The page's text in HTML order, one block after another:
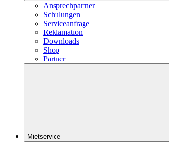
Ansprechpartner
Schulungen
Serviceanfrage
Reklamation
Downloads
Shop
Partner
Mietservice